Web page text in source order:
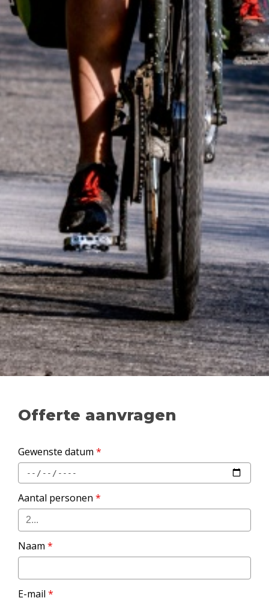
Offerte aanvragen
Gewenste datum *
Aantal personen *
Naam *
E-mail *